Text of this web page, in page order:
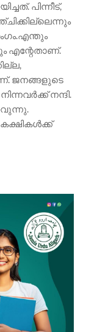
പിന്നീട്,
എന്റേതാണ്.
ജനങ്ങളുടെ
നന്ദി.